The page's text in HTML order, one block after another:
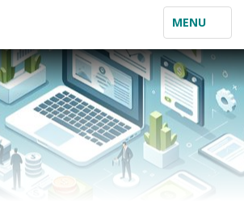
TOGGLE
NAVIGATION
MENU